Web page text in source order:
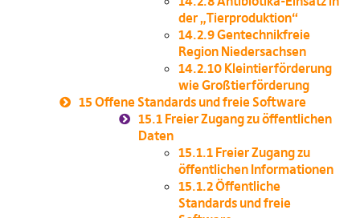
der „Tierproduktion“
14.2.9Gentechnikfreie
Region Niedersachsen
14.2.10 Kleintierförderung
wie Großtierförderung
15 Offene Standards und freie Software
15.1 Freier Zugang zu öffentlichen
Daten
15.1.1 Freier Zugang zu
öffentlichen Informationen
15.1.2Öffentliche
Standards und freie